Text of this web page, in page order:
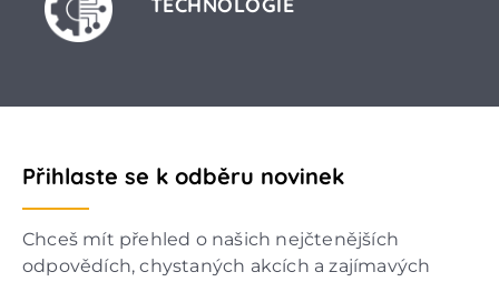
Přihlaste se k odběru novinek
Chceš mít přehled o našich nejčtenějších
odpovědích, chystaných akcích a zajímavých